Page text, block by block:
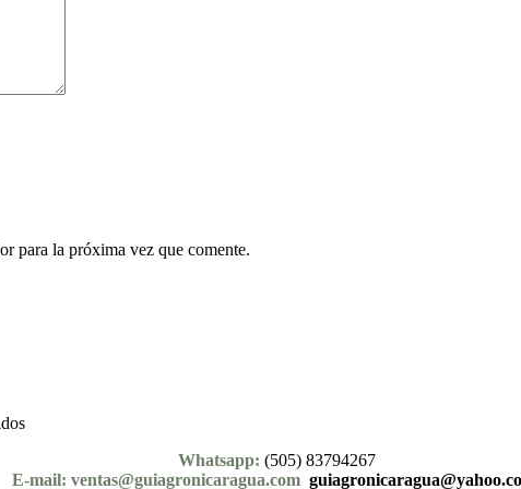
para la próxima vez que comente.
Whatsapp: (505) 83794267
E-mail: ventas@guiagronicaragua.com